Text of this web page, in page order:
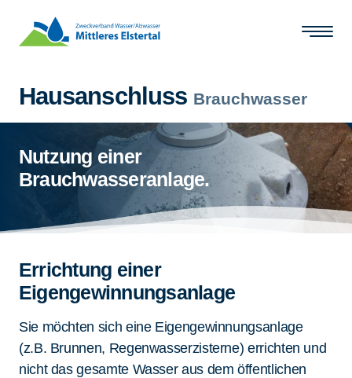
Hausanschluss Brauchwasser
Nutzung einer
Brauchwasseranlage.
Errichtung einer
Eigengewinnungsanlage
Sie möchten sich eine Eigengewinnungsanlage
(z.B. Brunnen, Regenwasserzisterne) errichten und
nicht das gesamte Wasser aus dem öffentlichen